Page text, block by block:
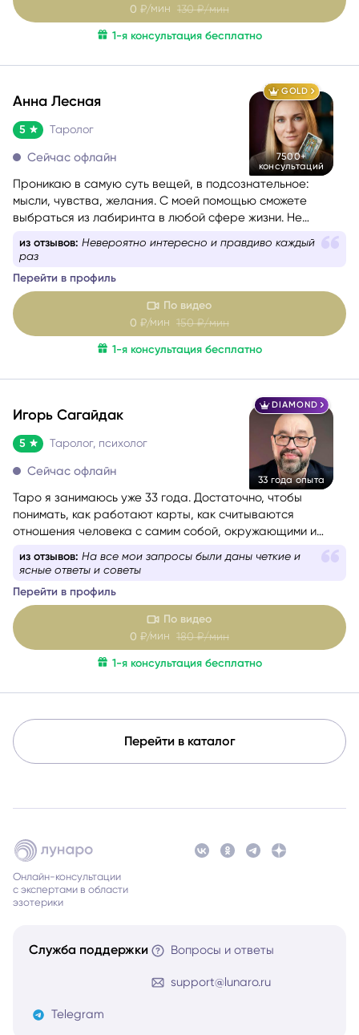
0 ₽/мин 130 ₽/мин
1-я консультация бесплатно
GOLD
7500+
консультаций
Анна Лесная
5 Таролог
Сейчас офлайн
Проникаю в самую суть вещей, в подсознательное:
мысли, чувства, желания. С моей помощью сможете
выбраться из лабиринта в любой сфере жизни. Не
формулировкой. На консультации со мной вы найдёте
из отзывов: Невероятно интересно и правдиво каждый
раз
Перейти в профиль
По видео
0 ₽/мин150 ₽/мин
1-я консультация бесплатно
DIAMOND
33 года опыта
Игорь Сагайдак
5 Таролог, психолог
Сейчас офлайн
Таро я занимаюсь уже 33 года. Достаточно, чтобы
понимать, как работают карты, как считываются
отношения человека с самим собой, окружающими и
собеседника — бережно и с вниманием. Как
необходимости использую техники гармонизации
эмоционального состояния.Работаю с метафорическими
ассоциативными картами, позволяющими глубже
раскрыть беспокоящую ситуацию, найти ресурсы в себе
из отзывов: На все мои запросы были даны четкие и
ясные ответы и советы
Перейти в профиль
По видео
0 ₽/мин180 ₽/мин
1-я консультация бесплатно
Перейти в каталог
Онлайн-консультации
с экспертами в области
эзотерики
Служба поддержки Вопросы и ответы
support@lunaro.ru
Telegram